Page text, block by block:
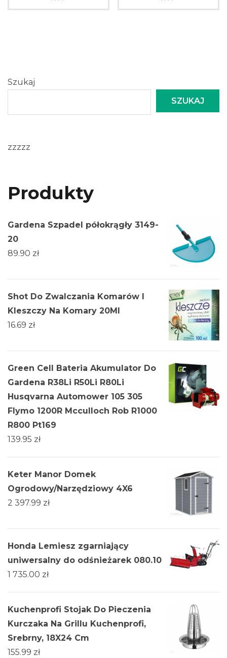
Szukaj
SZUKAJ
zzzzz
Produkty
Gardena Szpadel półokrągły 3149-
20
89.90 zł
Shot Do Zwalczania Komarów I
Kleszczy Na Komary 20Ml
16.69 zł
Green Cell Bateria Akumulator Do
Gardena R38Li R50Li R80Li
Husqvarna Automower 105 305
Flymo 1200R Mcculloch Rob R1000
R800 Pt169
139.95 zł
Keter Manor Domek
Ogrodowy/Narzędziowy 4X6
2 397.99 zł
Honda Lemiesz zgarniający
uniwersalny do odśnieżarek 080.10
1 735.00 zł
Kuchenprofi Stojak Do Pieczenia
Kurczaka Na Grillu Kuchenprofi,
Srebrny, 18X24 Cm
155.99 zł